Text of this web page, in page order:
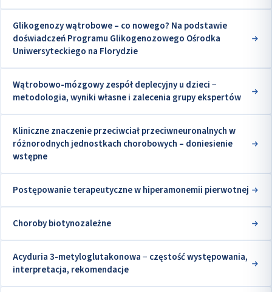
Glikogenozy wątrobowe – co nowego? Na podstawie
doświadczeń Programu Glikogenozowego Ośrodka
Uniwersyteckiego na Florydzie
Wątrobowo-mózgowy zespół deplecyjny u dzieci −
metodologia, wyniki własne i zalecenia grupy ekspertów
Kliniczne znaczenie przeciwciał przeciwneuronalnych w
różnorodnych jednostkach chorobowych – doniesienie
wstępne
Postępowanie terapeutyczne w hiperamonemii pierwotnej
Choroby biotynozależne
Acyduria 3-metyloglutakonowa − częstość występowania,
interpretacja, rekomendacje